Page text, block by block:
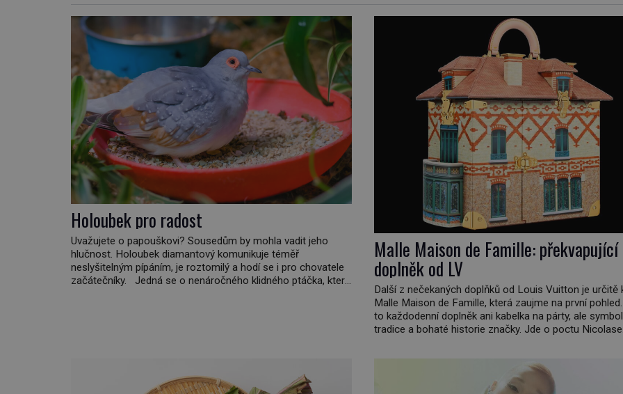
Holoubek pro radost
Uvažujete o papouškovi? Sousedům by mohla vadit jeho
hlučnost. Holoubek diamantový komunikuje téměř
neslyšitelným pípáním, je roztomilý a hodí se i pro chovatele
začátečníky. Jedná se o nenáročného klidného ptáčka, který
Malle Maison de Famille: překvapující
doplněk od LV
Další z nečekaných doplňků od Louis Vuitton je určitě
Malle Maison de Famille, která zaujme na první
to každodenní doplněk ani kabelka na párty, ale symbol
tradice a bohaté historie značky. Jde o poctu Nicolase
Vuitton, které bylo postaveno v roce 1869. […]